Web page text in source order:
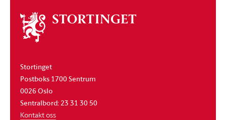
Om
stortinget
Stortinget
Postboks 1700 Sentrum
0026 Oslo
Sentralbord: 23 31 30 50
Kontakt oss